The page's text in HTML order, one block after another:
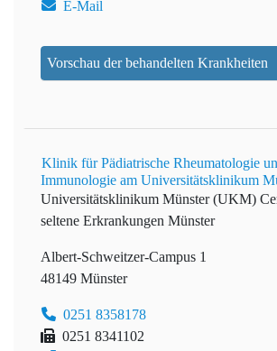
E-Mail
Vorschau der behandelten Krankheiten
Klinik für Pädiatrische Rheumatologie
Immunologie am Universitätsklinikum
Universitätsklinikum Münster (UKM)
seltene Erkrankungen Münster
Albert-Schweitzer-Campus 1
48149 Münster
0251 8358178
0251 8341102